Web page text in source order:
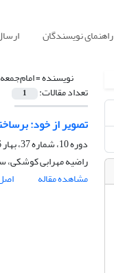
راهنمای نویسندگان
نویسنده =
تعداد مقالات: 1
تصویر از خود:
دوره 10، شماره 37، بهار 1396، صفحه
راضیه مهرابی کوشکی،
مشاهده مقاله